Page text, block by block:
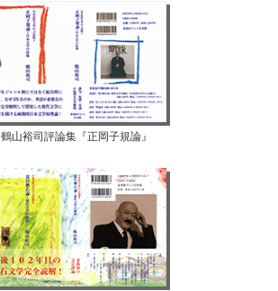
鶴山裕司評論集『正岡子規論』